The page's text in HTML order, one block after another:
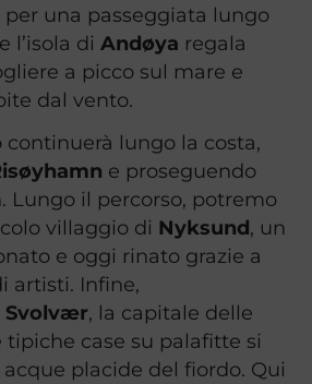
per una passeggiata lungo
l’isola di Andøya regala
a picco sul mare e
dal vento.
continuerà lungo la costa,
e proseguendo
Lungo il percorso, potremo
villaggio di Nyksund, un
e oggi rinato grazie a
artisti. Infine,
Svolvær, la capitale delle
tipiche case su palafitte si
placide del fiordo. Qui